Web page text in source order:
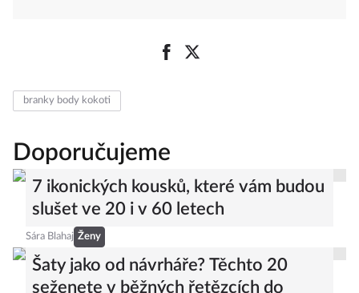
branky body kokoti
Doporučujeme
7 ikonických kousků, které vám budou
slušet ve 20 i v 60 letech